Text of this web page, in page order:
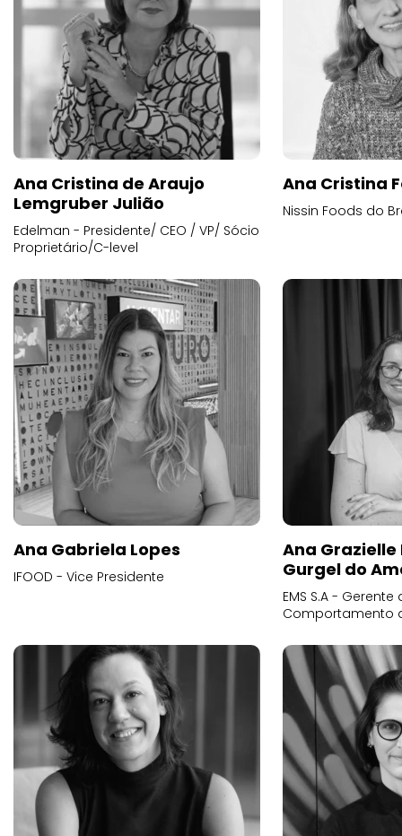
Ana Cristina de Araujo
Lemgruber Julião
Edelman - Presidente/ CEO / VP/ Sócio
Proprietário/C-level
Ana Cristina
Nissin Foods do
Ana Gabriela Lopes
IFOOD - Vice Presidente
Ana
Gurgel do
EMS S.A -
Comportamento